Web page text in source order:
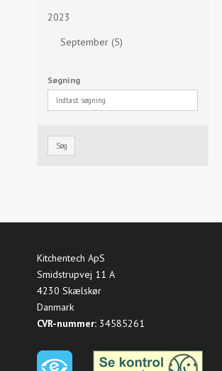
2023
September (5)
Søgning
Søg
Kitchentech ApS
Smidstrupvej 11 A
4230 Skælskør
Danmark
CVR-nummer: 34585261